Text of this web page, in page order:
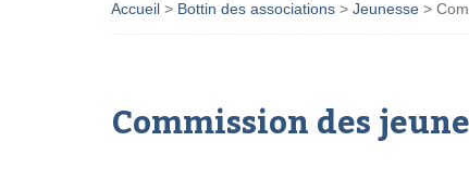
Accueil > Bottin des associations > Jeunesse >
Commission des